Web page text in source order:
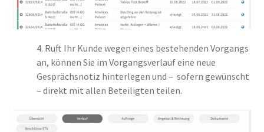
4. Ruft Ihr Kunde wegen eines bestehenden Vorgangs
an, können Sie im Vorgangsverlauf eine neue
Gesprächsnotiz hinterlegen und – sofern gewünscht
– direkt mit allen Beteiligten teilen.